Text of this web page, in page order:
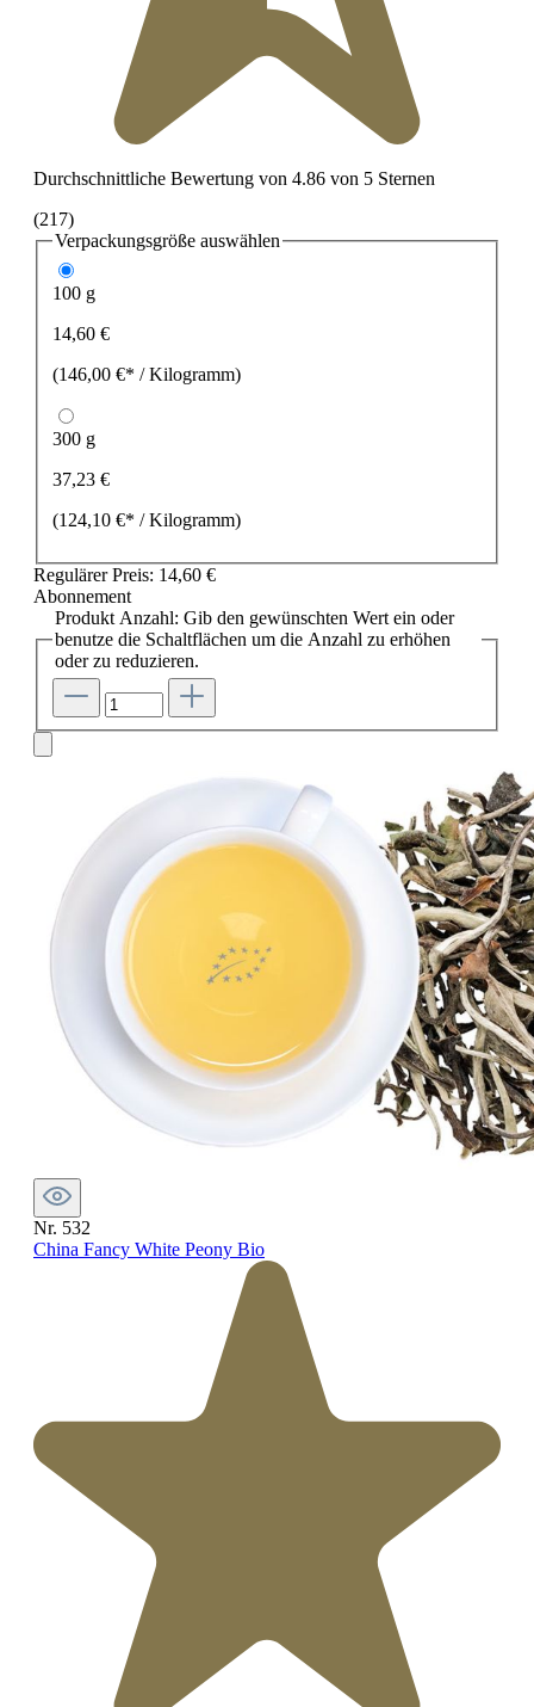
Durchschnittliche Bewertung von 4.86 von 5 Sternen
(217)
Verpackungsgröße auswählen
100 g
14,60 €
(146,00 €* / Kilogramm)
300 g
37,23 €
(124,10 €* / Kilogramm)
Regulärer Preis: 14,60 €
Abonnement
Produkt Anzahl: Gib den gewünschten Wert ein oder
benutze die Schaltflächen um die Anzahl zu erhöhen
oder zu reduzieren.
Nr. 532
China Fancy White Peony Bio